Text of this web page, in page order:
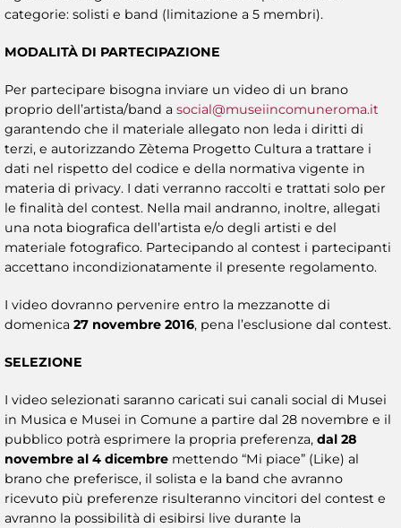
categorie: solisti e band (limitazione a 5 membri).
MODALITÀ DI PARTECIPAZIONE
Per partecipare bisogna inviare un video di un brano
proprio dell’artista/band a social@museiincomuneroma.it
garantendo che il materiale allegato non leda i diritti di
terzi, e autorizzando Zètema Progetto Cultura a trattare i
dati nel rispetto del codice e della normativa vigente in
materia di privacy. I dati verranno raccolti e trattati solo per
le finalità del contest. Nella mail andranno, inoltre, allegati
una nota biografica dell’artista e/o degli artisti e del
materiale fotografico. Partecipando al contest i partecipanti
accettano incondizionatamente il presente regolamento.
I video dovranno pervenire entro la mezzanotte di
domenica 27 novembre 2016, pena l’esclusione dal contest.
SELEZIONE
I video selezionati saranno caricati sui canali social di Musei
in Musica e Musei in Comune a partire dal 28 novembre e il
pubblico potrà esprimere la propria preferenza, dal 28
novembre al 4 dicembre mettendo “Mi piace” (Like) al
brano che preferisce, il solista e la band che avranno
ricevuto più preferenze risulteranno vincitori del contest e
avranno la possibilità di esibirsi live durante la